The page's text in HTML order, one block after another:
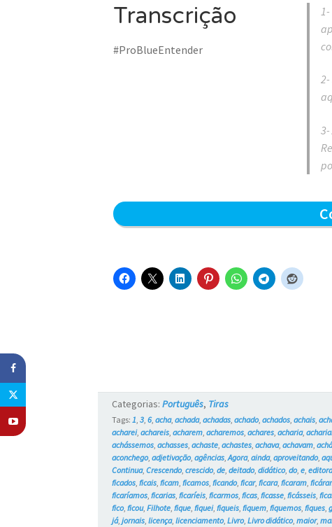
Transcrição
#ProBlueEntender
Categorias:Português, Tiras
Tags:1,3,6,acha,achada,achadas,achado,achados,achais,
acharei,achareis,acharem,acharemos,achares,acharia,
achássemos,achasses,achaste,achastes,achava,achavam,
aconchego,adjetivação,agências,Agora,ainda,aproveitando,
Continua,Crescendo,crescido,de,deitado,didático,do,e,
ficados,ficais,ficam,ficamos,ficando,ficar,ficara,ficaram,
ficaríamos,ficarias,ficaríeis,ficarmos,ficas,ficasse,ficásseis,
fico,ficou,Filhote,fique,fiquei,fiqueis,fiquem,fiquemos,fiques,
já,jornais,licença,licenciamento,Livro,Livro didático,maior,